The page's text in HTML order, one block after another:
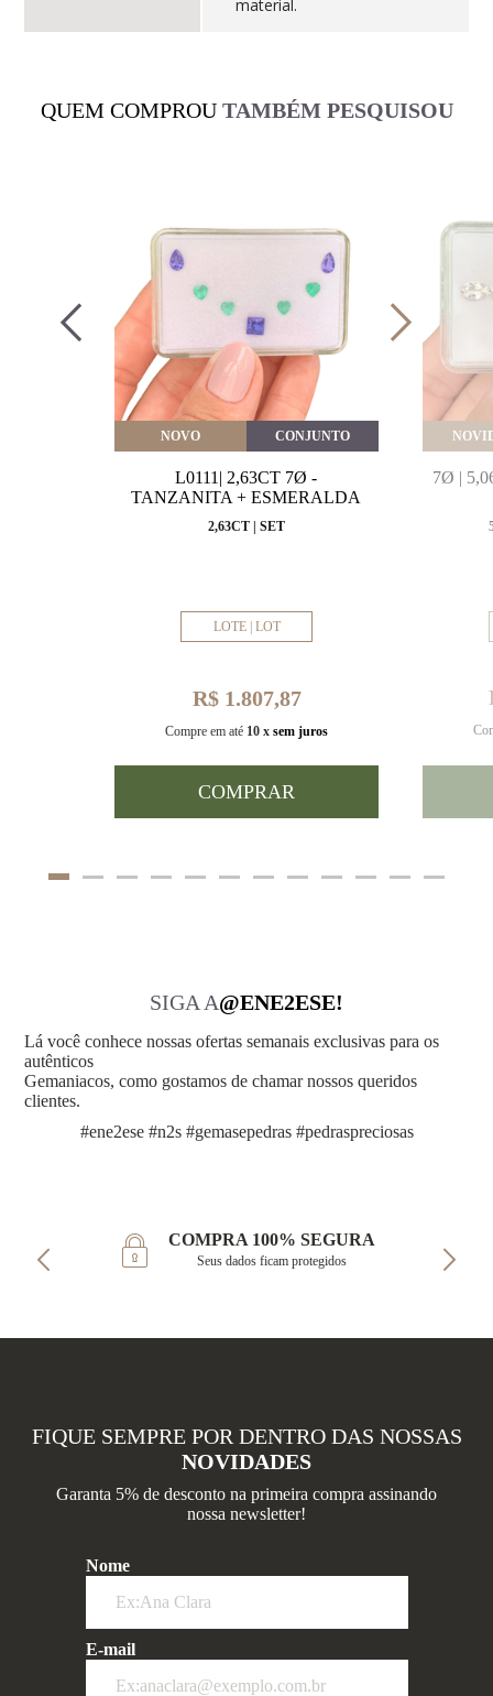
material.
QUEM COMPROU TAMBÉM PESQUISOU
NOVO CONJUNTO
L0111| 2,63CT 7Ø -
TANZANITA + ESMERALDA
2,63CT | SET
LOTE | LOT
R$ 1.807,87
Compre em até 10 x sem juros
COMPRAR
7Ø |
SIGA A@ENE2ESE!
Lá você conhece nossas ofertas semanais exclusivas para os
autênticos
Gemaniacos, como gostamos de chamar nossos queridos
clientes.
#ene2ese #n2s #gemasepedras #pedraspreciosas
COMPRA 100% SEGURA
Seus dados ficam protegidos
FIQUE SEMPRE POR DENTRO DAS NOSSAS
NOVIDADES
Garanta 5% de desconto na primeira compra assinando
nossa newsletter!
Nome
E-mail